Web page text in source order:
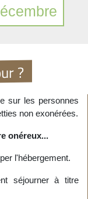
?
sur les personnes
non exonérées.
onéreux...
l'hébergement.
séjourner à titre